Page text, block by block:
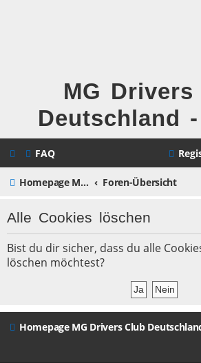
MG Drivers
Deutschland
FAQ
Homepage MG Drivers Club Deutschland Foren-Übersicht
Alle Cookies löschen
Bist du dir sicher, dass du alle
löschen möchtest?
Homepage MG Drivers Club